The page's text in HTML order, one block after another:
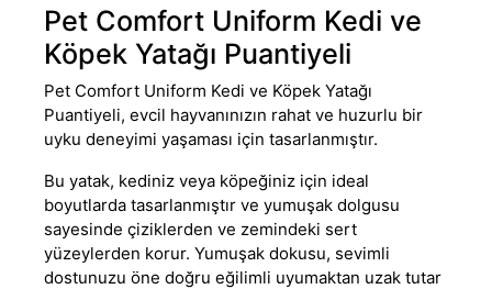
Pet Comfort Uniform Kedi ve
Köpek Yatağı Puantiyeli
Pet Comfort Uniform Kedi ve Köpek Yatağı
Puantiyeli, evcil hayvanınızın rahat ve huzurlu bir
uyku deneyimi yaşaması için tasarlanmıştır.
Bu yatak, kediniz veya köpeğiniz için ideal
boyutlarda tasarlanmıştır ve yumuşak dolgusu
sayesinde çiziklerden ve zemindeki sert
yüzeylerden korur. Yumuşak dokusu, sevimli
dostunuzu öne doğru eğilimli uyumaktan uzak tutar